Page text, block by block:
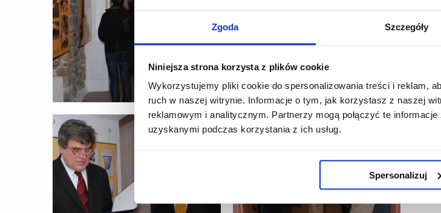
Zgoda Szczegóły
Niniejsza strona korzysta z plików cookie
Wykorzystujemy pliki cookie do spersonalizowania treści i reklam,
ruch w naszej witrynie. Informacje o tym, jak korzystasz z naszej
reklamowym i analitycznym. Partnerzy mogą połączyć te
uzyskanymi podczas korzystania z ich usług.
Spersonalizuj